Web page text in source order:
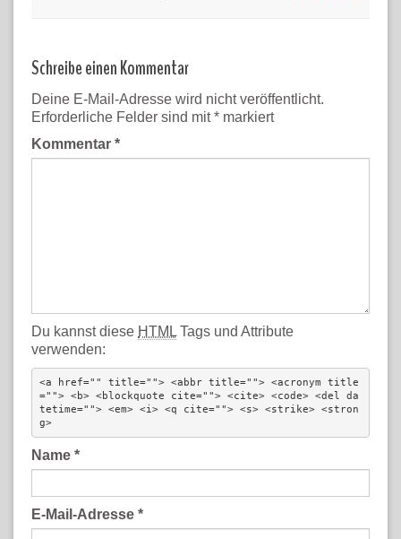
Schreibe einen Kommentar
Deine E-Mail-Adresse wird nicht veröffentlicht.
Erforderliche Felder sind mit* markiert
Kommentar *
Du kannst diese HTML Tags und Attribute
verwenden:
<a href="" title=""> <abbr title=""> <acronym title
=""> <b> <blockquote cite=""> <cite> <code> <del da
tetime=""> <em> <i> <q cite=""> <s> <strike> <stron
g>
Name *
E-Mail-Adresse *